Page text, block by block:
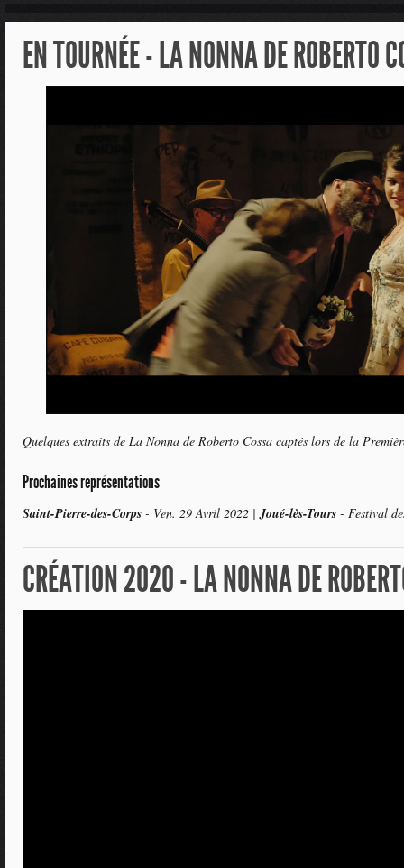
EN TOURNÉE - LA NONNA DE ROBERTO
Quelques extraits de La Nonna de Roberto Cossa captés lors de la
Prochaines représentations
Saint-Pierre-des-Corps - Ven. 29 Avril 2022 |Joué-lès-Tours - Festival
CRÉATION 2020 - LA NONNA DE